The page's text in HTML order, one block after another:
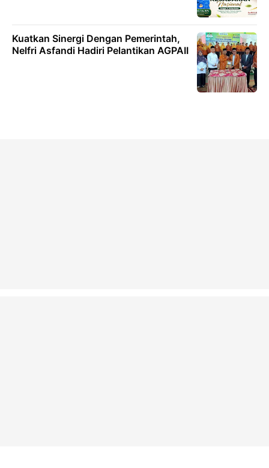
Kuatkan Sinergi Dengan Pemerintah,
Nelfri Asfandi Hadiri Pelantikan AGPAII